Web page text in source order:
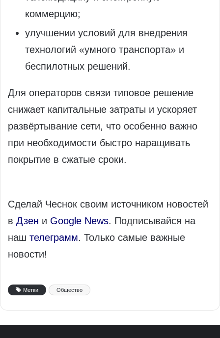
коммерцию;
улучшении условий для внедрения
технологий «умного транспорта» и
беспилотных решений.
Для операторов связи типовое решение
снижает капитальные затраты и ускоряет
развёртывание сети, что особенно важно
при необходимости быстро наращивать
покрытие в сжатые сроки.
Сделай Чеснок своим источником новостей
в Дзен и Google News. Подписывайся на
наш телеграмм. Только самые важные
новости!
Метки Общество